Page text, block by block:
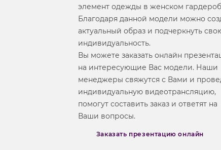
элемент одежды в женском
Благодаря данной модели можно
актуальный образ и подчеркнуть
индивидуальность.
Вы можете заказать онлайн
на интересующие Вас модели. Наши
менеджеры свяжутся с Вами и
индивидуальную видеотрансляцию,
помогут составить заказ и ответят на
Ваши вопросы.
Заказать презентацию онлайн